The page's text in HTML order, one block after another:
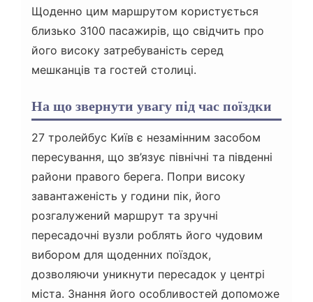
Щоденно цим маршрутом користується
близько 3100 пасажирів, що свідчить про
його високу затребуваність серед
мешканців та гостей столиці.
На що звернути увагу під час поїздки
27 тролейбус Київ є незамінним засобом
пересування, що зв’язує північні та південні
райони правого берега. Попри високу
завантаженість у години пік, його
розгалужений маршрут та зручні
пересадочні вузли роблять його чудовим
вибором для щоденних поїздок,
дозволяючи уникнути пересадок у центрі
міста. Знання його особливостей допоможе